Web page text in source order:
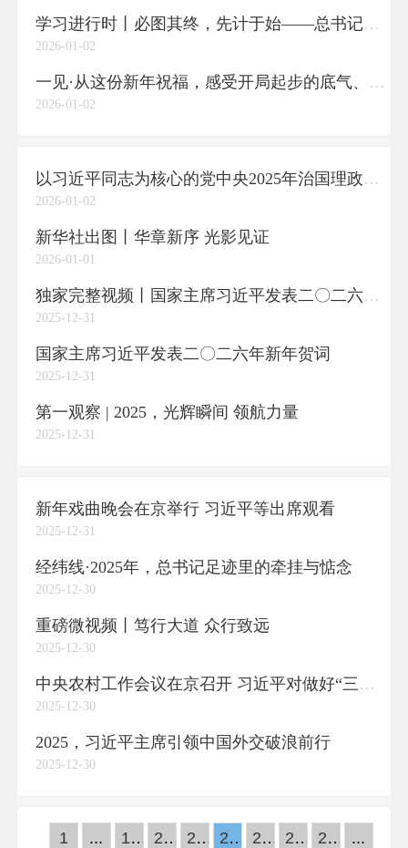
学习进行时丨必图其终，先计于始——总书记新年贺词给我们以深刻启迪
2026-01-02
一见·从这份新年祝福，感受开局起步的底气、锐气
2026-01-02
以习近平同志为核心的党中央2025年治国理政纪实
2026-01-02
新华社出图丨华章新序 光影见证
2026-01-01
独家完整视频丨国家主席习近平发表二〇二六年新年贺词
2025-12-31
国家主席习近平发表二〇二六年新年贺词
2025-12-31
第一观察 | 2025，光辉瞬间 领航力量
2025-12-31
新年戏曲晚会在京举行 习近平等出席观看
2025-12-31
经纬线·2025年，总书记足迹里的牵挂与惦念
2025-12-30
重磅微视频丨笃行大道 众行致远
2025-12-30
中央农村工作会议在京召开 习近平对做好“三农”工作作出重要指示
2025-12-30
2025，习近平主席引领中国外交破浪前行
2025-12-30
1 ... 19 20 21 22 23 24 25 ...